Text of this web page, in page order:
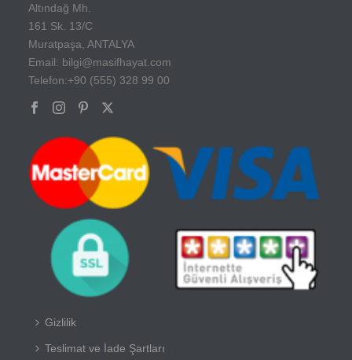
Altındağ Mh.
161 Sk. 13/C
Muratpaşa, ANTALYA
Email: bilgi@masifhayat.com
Telefon:+90 (555) 328 99 00
Gizlilik
Teslimat ve İade Şartları